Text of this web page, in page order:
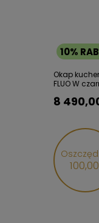
10%
Okap
FLUO W
8